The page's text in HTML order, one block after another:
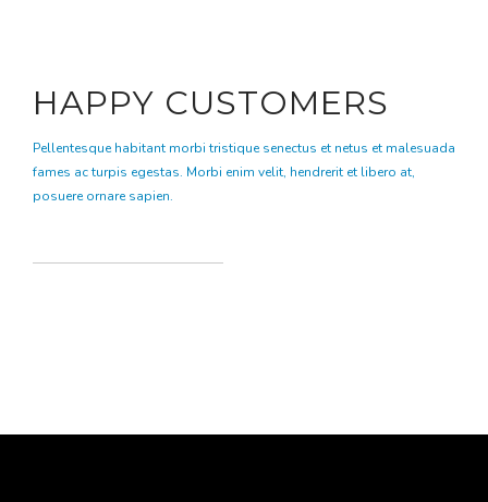
HAPPY CUSTOMERS
Pellentesque habitant morbi tristique senectus et netus et malesuada
fames ac turpis egestas. Morbi enim velit, hendrerit et libero at,
posuere ornare sapien.